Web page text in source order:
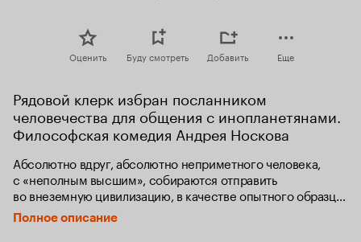
Оценить Буду смотреть Добавить Еще
Рядовой клерк избран посланником
человечества для общения с инопланетянами.
Философская комедия Андрея Носкова
Абсолютно вдруг, абсолютно неприметного человека,
с «неполным высшим», собираются отправить
во внеземную цивилизацию, в качестве опытного образца.
Этого требуют инопланетяне с корабля, который завис
над землей.
Полное описание